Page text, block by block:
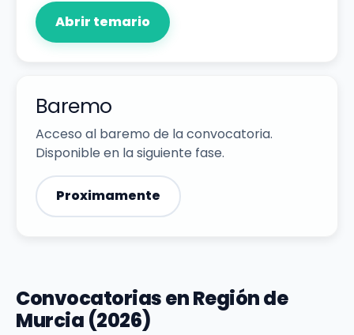
Abrir temario
Baremo
Acceso al baremo de la convocatoria.
Disponible en la siguiente fase.
Proximamente
Convocatorias en Región de
Murcia (2026)